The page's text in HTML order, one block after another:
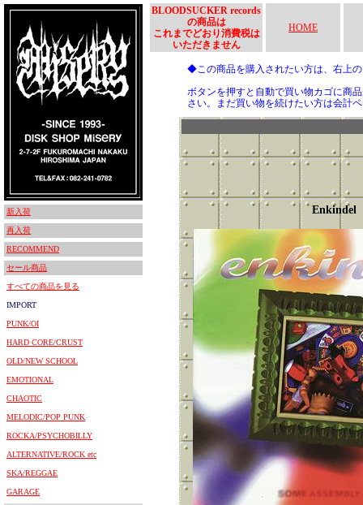
新入荷
再入荷
RECOMMEND
セール商品
すべての商品を見る
IMPORT
PUNK/OI
HARD CORE/CRUST
OLD/NEW SCHOOL
EMOTIONAL
CHAOTIC
MELODIC/POP PUNK
ROCKA/PSYCHOBILLY
ALTERNATIVE/ROCK etc
SKA/REGGAE
GARAGE
BLOODSUCKER records
の商品は
これまでどおり消費税は
いただきません
HOME
◆この商品を購入されたい方は、右上
ボタンを押すと自動で買い物カゴに商
さい。まだ買い物を続けたい方は会計
Enkindel